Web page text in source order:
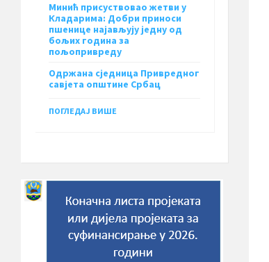
Минић присуствовао жетви у
Кладарима: Добри приноси
пшенице најављују једну од
бољих година за
пољопривреду
Одржана сједница Привредног
савјета општине Србац
ПОГЛЕДАЈ ВИШЕ